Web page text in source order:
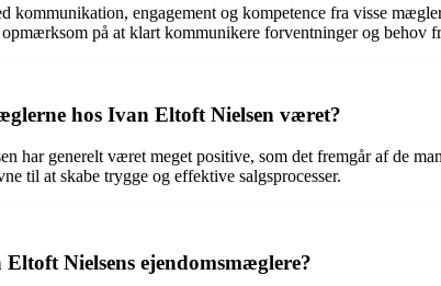
kommunikation, engagement og kompetence fra visse
på at klart kommunikere forventninger og behov
hos Ivan Eltoft Nielsen været?
har generelt været meget positive, som det fremgår af de
til at skabe trygge og effektive salgsprocesser.
Nielsens ejendomsmæglere?